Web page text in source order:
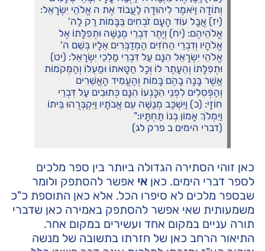
וְתוֹדָה וַיֹּאמֶר לִיהוּדָה לַעֲבוֹד אֶת ה אֱלֹהֵי יִשְׂרָאֵל:
(יז) אֲבָל עוֹד הָעָם זֹבְחִים בַּבָּמוֹת רַק לַה'
אֱלֹהֵיהֶם: (יח) וְיֶתֶר דִּבְרֵי מְנַשֶּׁה וּתְפִלָּתוֹ אֶל
אֱלֹהָיו וְדִבְרֵי הַחֹזִים הַמְדַבְּרִים אֵלָיו בְּשֵׁם ה'
אֱלֹהֵי יִשְׂרָאֵל הִנָּם עַל דִּבְרֵי מַלְכֵי יִשְׂרָאֵל: (יט)
וּתְפִלָּתוֹ וְהֵעָתֶר לוֹ וְכָל חַטָּאתוֹ וּמַעְלוֹ וְהַמְּקֹמוֹת
אֲשֶׁר בָּנָה בָהֶם בָּמוֹת וְהֶעֱמִיד הָאֲשֵׁרִים
וְהַפְּסִלִים לִפְנֵי הִכָּנְעוֹ הִנָּם כְּתוּבִים עַל דִּבְרֵי
חוֹזָי: (כ) וַיִּשְׁכַּב מְנַשֶּׁה עִם אֲבֹתָיו וַיִּקְבְּרֻהוּ בֵּיתוֹ
וַיִּמְלֹךְ אָמוֹן בְּנוֹ תַּחְתָּיו:"
(דברי הימים ב פרק לג)
כאן זוהי הסתירה הגדולה ביותר בין ספר מלכים
לספר דברי הימים. כאן אי אפשר להסתפק ולומר
שבספר מלכים לא סיפרו הכל. אלא כאן התוספת כ"כ
משמעותית שאי אפשר להסתפק באמירה כאן שדברי
תורה עניים במקום אחד ועשירים במקום אחר.
התיאור הרחב כאן של חזרתו בתשובה של מנשה